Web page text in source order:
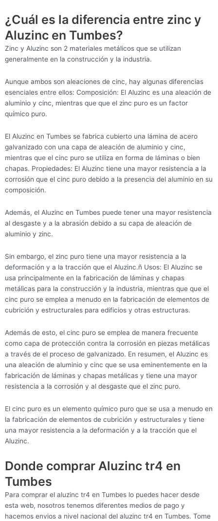
¿Cuál es la diferencia entre zinc y
Aluzinc en Tumbes?
Zinc y Aluzinc son 2 materiales metálicos que se utilizan
generalmente en la construcción y la industria.
Aunque ambos son aleaciones de cinc, hay algunas diferencias
esenciales entre ellos: Composición: El Aluzinc es una aleación de
aluminio y cinc, mientras que que el zinc puro es un factor
químico puro.
El Aluzinc en Tumbes se fabrica cubierto una lámina de acero
galvanizado con una capa de aleación de aluminio y cinc,
mientras que el cinc puro se utiliza en forma de láminas o bien
chapas. Propiedades: El Aluzinc tiene una mayor resistencia a la
corrosión que el cinc puro debido a la presencia del aluminio en su
composición.
Además, el Aluzinc en Tumbes puede tener una mayor resistencia
al desgaste y a la abrasión debido a su capa de aleación de
aluminio y zinc.
Sin embargo, el zinc puro tiene una mayor resistencia a la
deformación y a la tracción que el Aluzinc.ñ Usos: El Aluzinc se
usa principalmente en la fabricación de láminas y chapas
metálicas para la construcción y la industria, mientras que que el
cinc puro se emplea a menudo en la fabricación de elementos de
cubrición y estructurales para edificios y otras estructuras.
Además de esto, el cinc puro se emplea de manera frecuente
como capa de protección contra la corrosión en piezas metálicas
a través de el proceso de galvanizado. En resumen, el Aluzinc es
una aleación de aluminio y cinc que se usa eminentemente en la
fabricación de láminas y chapas metálicas y tiene una mayor
resistencia a la corrosión y al desgaste que el zinc puro.
El cinc puro es un elemento químico puro que se usa a menudo en
la fabricación de elementos de cubrición y estructurales y tiene
una mayor resistencia a la deformación y a la tracción que el
Aluzinc.
Donde comprar Aluzinc tr4 en
Tumbes
Para comprar el aluzinc tr4 en Tumbes lo puedes hacer desde
esta web, nosotros tenemos diferentes medios de pago y
hacemos envios a nivel nacional del aluzinc tr4 en Tumbes. Tome